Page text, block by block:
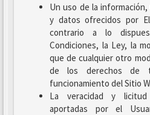
Un uso de la
y datos ofrecidos por
contrario a lo
Condiciones, la Ley, la
que de cualquier otro
de los derechos de
funcionamiento del Sitio
La veracidad y
aportadas por el